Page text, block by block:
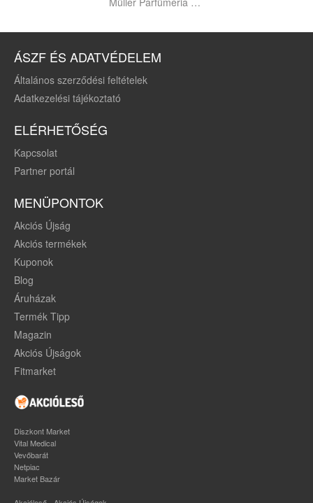
ÁSZF ÉS ADATVÉDELEM
Általános szerződési feltételek
Adatkezelési tájékoztató
ELÉRHETŐSÉG
Kapcsolat
Partner portál
MENÜPONTOK
Akciós Újság
Akciós termékek
Kuponok
Blog
Áruházak
Termék Tipp
Magazin
Akciós Újságok
Fitmarket
Diszkont Market
Vital Medical
Vevőbarát
Netpiac
Market Bazár